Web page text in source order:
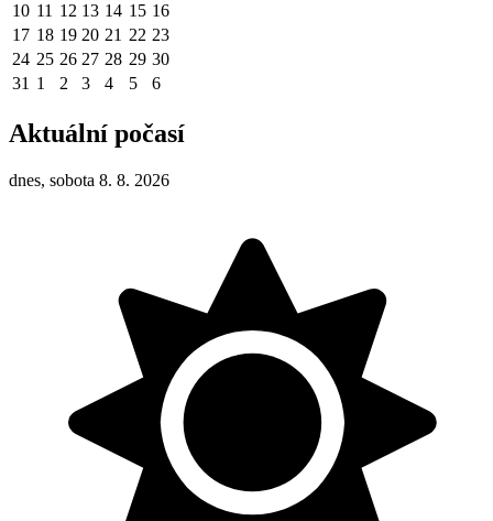
10 11 12 13 14 15 16
17 18 19 20 21 22 23
24 25 26 27 28 29 30
31 1 2 3 4 5 6
Aktuální počasí
dnes, sobota 8. 8. 2026